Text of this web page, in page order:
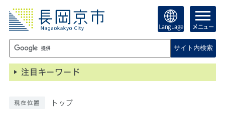
Language メニュー
サイト内検索
注目キーワード
現在位置 トップ